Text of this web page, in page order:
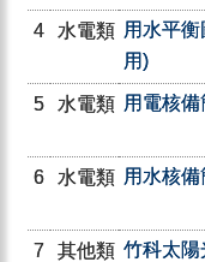
4 水電類 用水平
用)
5 水電類 用電核備
6 水電類 用水核備
7 其他類 竹科太